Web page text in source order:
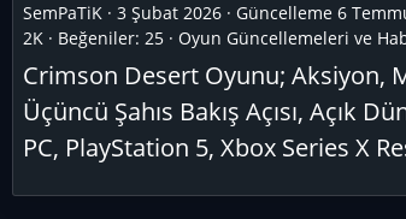
SemPaTiK 3 Şubat 2026 Güncelleme 6
2K
Beğeniler: 25 Oyun Güncellemeleri ve
Crimson Desert Oyunu; Aksiyon,
Üçüncü Şahıs Bakış Açısı, Açık
PC, PlayStation 5, Xbox Series X